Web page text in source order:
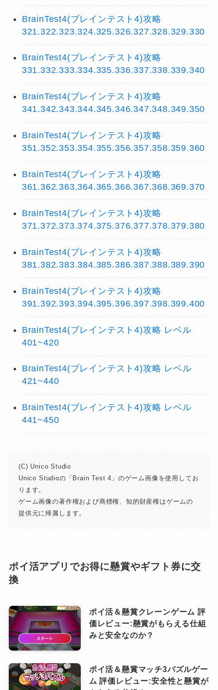
BrainTest4(ブレインテスト4)攻略
321.322.323.324.325.326.327.328.329.330
BrainTest4(ブレインテスト4)攻略
331.332.333.334.335.336.337.338.339.340
BrainTest4(ブレインテスト4)攻略
341.342.343.344.345.346.347.348.349.350
BrainTest4(ブレインテスト4)攻略
351.352.353.354.355.356.357.358.359.360
BrainTest4(ブレインテスト4)攻略
361.362.363.364.365.366.367.368.369.370
BrainTest4(ブレインテスト4)攻略
371.372.373.374.375.376.377.378.379.380
BrainTest4(ブレインテスト4)攻略
381.382.383.384.385.386.387.388.389.390
BrainTest4(ブレインテスト4)攻略
391.392.393.394.395.396.397.398.399.400
BrainTest4(ブレインテスト4)攻略 レベル
401~420
BrainTest4(ブレインテスト4)攻略 レベル
421~440
BrainTest4(ブレインテスト4)攻略 レベル
441~450
(C) Unico Studio
Unico Studioの「Brain Test 4」のゲーム画像を使用してお
ります。
ゲーム画像の著作権および商標権、知的財産権はゲームの
提供元に帰属します。
ポイ活アプリでお得に懸賞やギフト券に交
換
ポイ活＆懸賞クレーンゲーム 評
価レビュー:懸賞がもらえる仕組
みと安全なのか？
ポイ活＆懸賞マッチ3パズルゲー
ム 評価レビュー:安全性と懸賞が